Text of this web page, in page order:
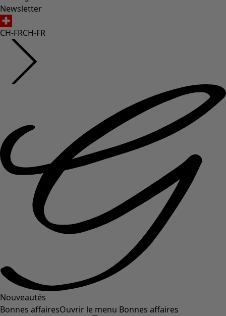
Newsletter
CH-FRCH-FR
Nouveautés
Bonnes affairesOuvrir le menu Bonnes affaires